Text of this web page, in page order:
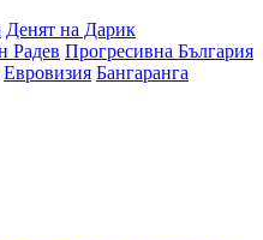
Денят на Дарик
Радев Прогресивна България
Евровизия Бангаранга